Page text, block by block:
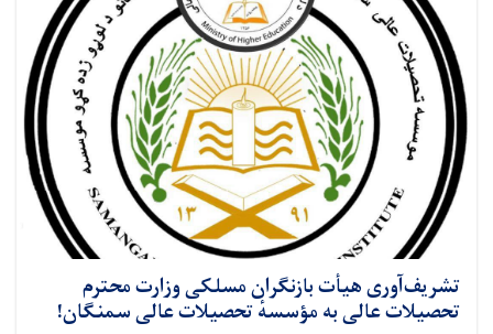
تشریف‌آوری هیأت بازنگران مسلکی وزارت محترم
تحصیلات عالی به مؤسسهٔ تحصیلات عالی سمنگان!